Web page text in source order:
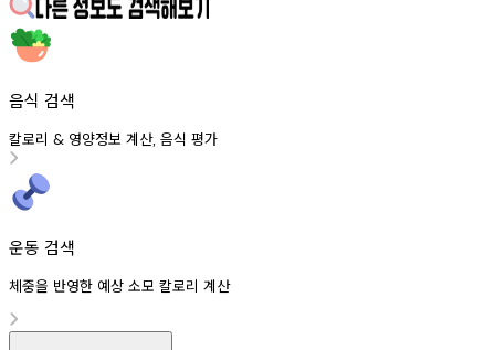
음식 검색
칼로리 & 영양정보 계산, 음식 평가
운동 검색
체중을 반영한 예상 소모 칼로리 계산